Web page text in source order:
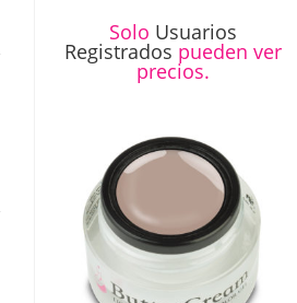
Solo Usuarios
Registrados pueden ver
precios.